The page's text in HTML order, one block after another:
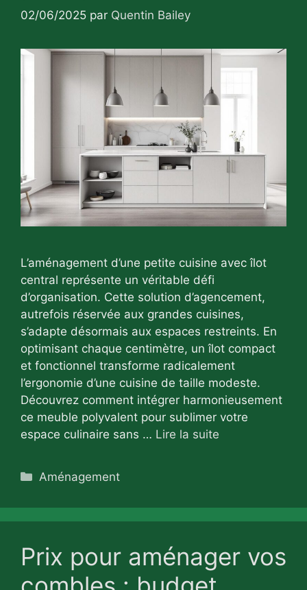
02/06/2025 par Quentin Bailey
L’aménagement d’une petite cuisine avec îlot
central représente un véritable défi
d’organisation. Cette solution d’agencement,
autrefois réservée aux grandes cuisines,
s’adapte désormais aux espaces restreints. En
optimisant chaque centimètre, un îlot compact
et fonctionnel transforme radicalement
l’ergonomie d’une cuisine de taille modeste.
Découvrez comment intégrer harmonieusement
ce meuble polyvalent pour sublimer votre
espace culinaire sans … Lire la suite
Catégories
Aménagement
Prix pour aménager vos